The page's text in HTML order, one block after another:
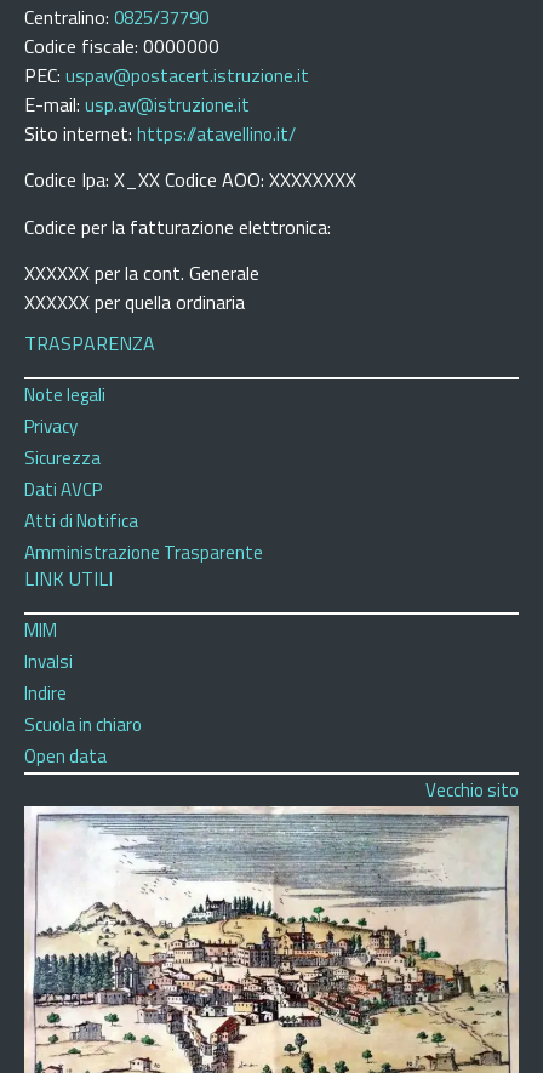
Centralino: 0825/37790
Codice fiscale: 0000000
PEC: uspav@postacert.istruzione.it
E-mail: usp.av@istruzione.it
Sito internet: https://atavellino.it/
Codice Ipa: X_XX Codice AOO: XXXXXXXX
Codice per la fatturazione elettronica:
XXXXXX per la cont. Generale
XXXXXX per quella ordinaria
TRASPARENZA
Note legali
Privacy
Sicurezza
Dati AVCP
Atti di Notifica
Amministrazione Trasparente
LINK UTILI
MIM
Invalsi
Indire
Scuola in chiaro
Open data
Vecchio sito